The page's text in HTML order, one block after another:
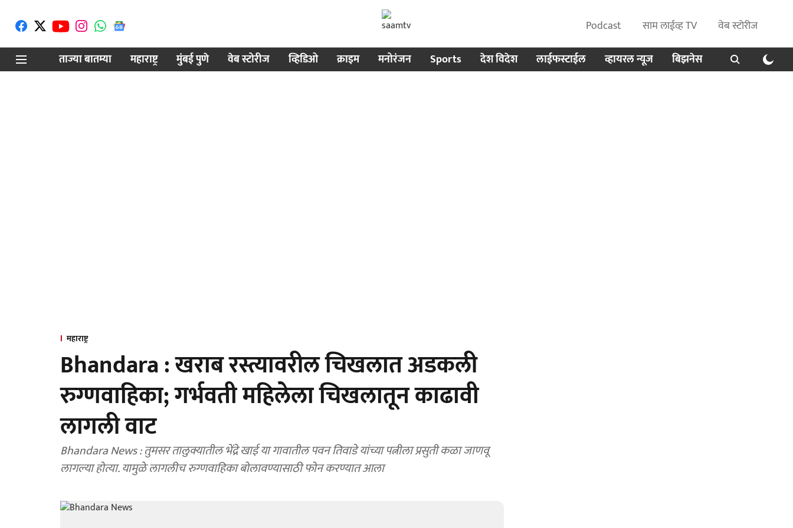
Podcast साम लाईव्ह TV
वेब स्टोरीज
ताज्या बातम्या
महाराष्ट्र मुंबई पुणे वेब स्टोरीज व्हिडिओ क्राइम मनोरंजन Sports देश विदेश लाईफस्टाईल व्हायरल न्यूज बिझनेस
महाराष्ट्र
Bhandara : खराब रस्त्यावरील चिखलात अडकली
रुग्णवाहिका; गर्भवती महिलेला चिखलातून काढावी
लागली वाट
Bhandara News : तुमसर तालुक्यातील भेंद्रे खाई या गावातील पवन तिवाडे यांच्या पत्नीला प्रसुती कळा जाणवू
लागल्या होत्या. यामुळे लागलीच रुग्णवाहिका बोलावण्यासाठी फोन करण्यात आला